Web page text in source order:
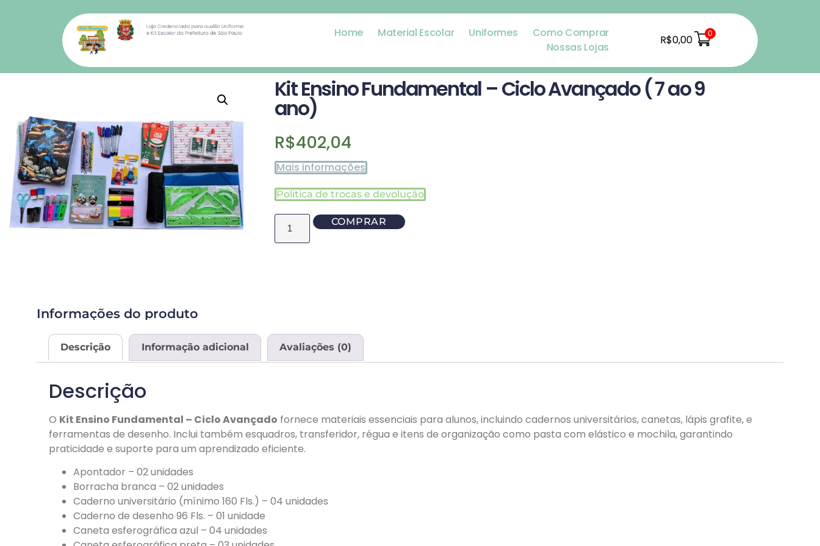
Home Material Escolar Uniformes
Como Comprar
Nossas Lojas
R$0,00 0
Kit Ensino Fundamental – Ciclo Avançado ( 7 ao 9
ano)
R$402,04
Mais informações
Politica de trocas e devolução
COMPRAR
Informações do produto
Descrição Informação adicional Avaliações (0)
Descrição
O Kit Ensino Fundamental – Ciclo Avançado fornece materiais essenciais para alunos, incluindo cadernos universitários, canetas, lápis grafite, e
ferramentas de desenho. Inclui também esquadros, transferidor, régua e itens de organização como pasta com elástico e mochila, garantindo
praticidade e suporte para um aprendizado eficiente.
Apontador – 02 unidades
Borracha branca – 02 unidades
Caderno universitário (mínimo 160 Fls.) – 04 unidades
Caderno de desenho 96 Fls. – 01 unidade
Caneta esferográfica azul – 04 unidades